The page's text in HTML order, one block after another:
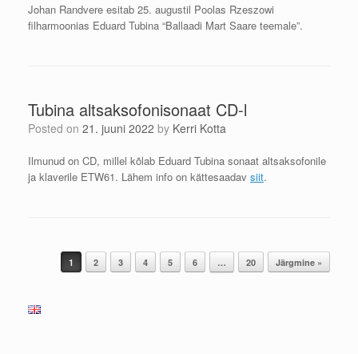
Johan Randvere esitab 25. augustil Poolas Rzeszowi
filharmoonias Eduard Tubina “Ballaadi Mart Saare teemale”.
Tubina altsaksofonisonaat CD-l
Posted on 21. juuni 2022 by Kerri Kotta
Ilmunud on CD, millel kõlab Eduard Tubina sonaat altsaksofonile
ja klaverile ETW61. Lähem info on kättesaadav siit.
Post navigation
1 2 3 4 5 6 … 20 Järgmine »